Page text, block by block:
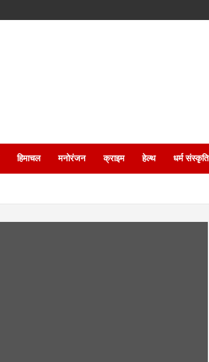
हिमाचल मनोरंजन क्राइम हेल्थ धर्म संस्कृति